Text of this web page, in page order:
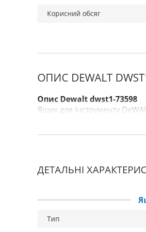
Корисний обсяг
ОПИС DEWALT
Опис Dewalt dwst1-73598
Ящик для інструменту
ДЕТАЛЬНІ
Тип